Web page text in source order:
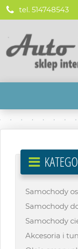
tel. 514748543
Samochody
Samochody
Samochody
Akcesoria i